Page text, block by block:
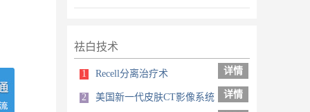
祛白技术
1 Recell分离治疗术 详情
2 美国新一代皮肤CT影像系统 详情